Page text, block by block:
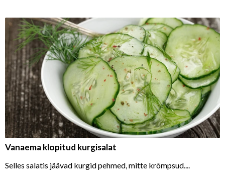
Vanaema klopitud kurgisalat
Selles salatis jäävad kurgid pehmed, mitte krõmpsud....